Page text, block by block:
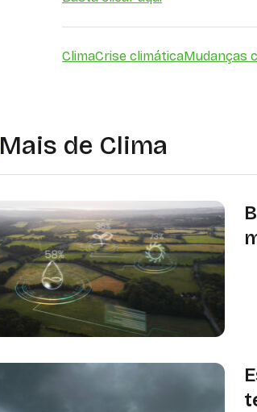
ClimaCrise climáticaMudanças
Mais de Clima